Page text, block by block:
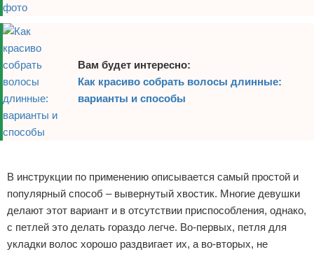
Вам будет интересно:
Как красиво собрать волосы длинные:
варианты и способы
В инструкции по применению описывается самый простой и
популярный способ – вывернутый хвостик. Многие девушки
делают этот вариант и в отсутствии приспособления, однако,
с петлей это делать гораздо легче. Во-первых, петля для
укладки волос хорошо раздвигает их, а во-вторых, не